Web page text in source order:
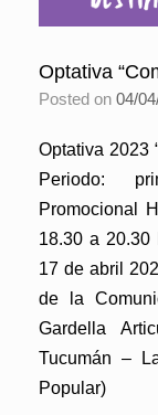
Optativa
Posted on 04/
Optativa 2023
Periodo:
Promocional
18.30 a 20.30
17 de abril
de la
Gardella
Tucumán –
Popular)